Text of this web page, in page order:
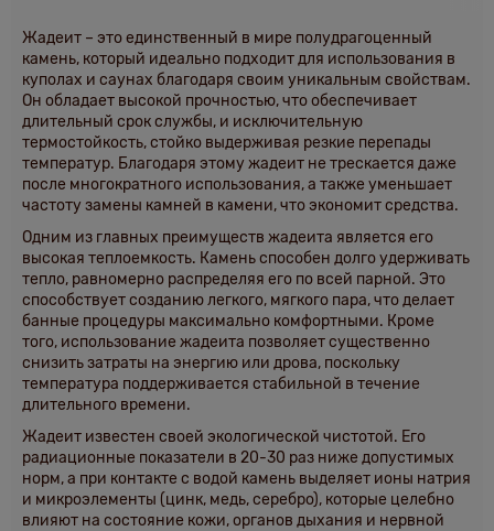
Жадеит – это единственный в мире полудрагоценный
камень, который идеально подходит для использования в
куполах и саунах благодаря своим уникальным свойствам.
Он обладает высокой прочностью, что обеспечивает
длительный срок службы, и исключительную
термостойкость, стойко выдерживая резкие перепады
температур. Благодаря этому жадеит не трескается даже
после многократного использования, а также уменьшает
частоту замены камней в камени, что экономит средства.
Одним из главных преимуществ жадеита является его
высокая теплоемкость. Камень способен долго удерживать
тепло, равномерно распределяя его по всей парной. Это
способствует созданию легкого, мягкого пара, что делает
банные процедуры максимально комфортными. Кроме
того, использование жадеита позволяет существенно
снизить затраты на энергию или дрова, поскольку
температура поддерживается стабильной в течение
длительного времени.
Жадеит известен своей экологической чистотой. Его
радиационные показатели в 20-30 раз ниже допустимых
норм, а при контакте с водой камень выделяет ионы натрия
и микроэлементы (цинк, медь, серебро), которые целебно
влияют на состояние кожи, органов дыхания и нервной